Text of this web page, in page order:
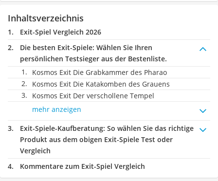
Inhaltsverzeichnis
Exit-Spiel Vergleich 2026
Die besten Exit-Spiele: Wählen Sie Ihren
persönlichen Testsieger aus der Bestenliste.
Kosmos Exit Die Grabkammer des Pharao
Kosmos Exit Die Katakomben des Grauens
Kosmos Exit Der verschollene Tempel
mehr anzeigen
Exit-Spiele-Kaufberatung: So wählen Sie das richtige
Produkt aus dem obigen Exit-Spiele Test oder
Vergleich
Kommentare zum Exit-Spiel Vergleich